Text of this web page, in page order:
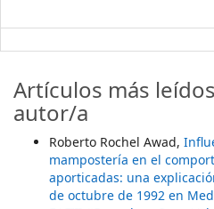
Artículos más
autor/a
Roberto Rochel Awad,
mampostería en el
aporticadas: una
de octubre de 1992 en